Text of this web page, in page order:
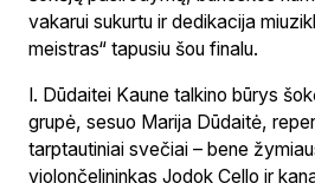
vakarui sukurtu ir dedikacija
meistras“ tapusiu šou finalu.
I. Dūdaitei Kaune talkino būrys
grupė, sesuo Marija Dūdaitė,
tarptautiniai svečiai – bene
violončelininkas Jodok Cello ir